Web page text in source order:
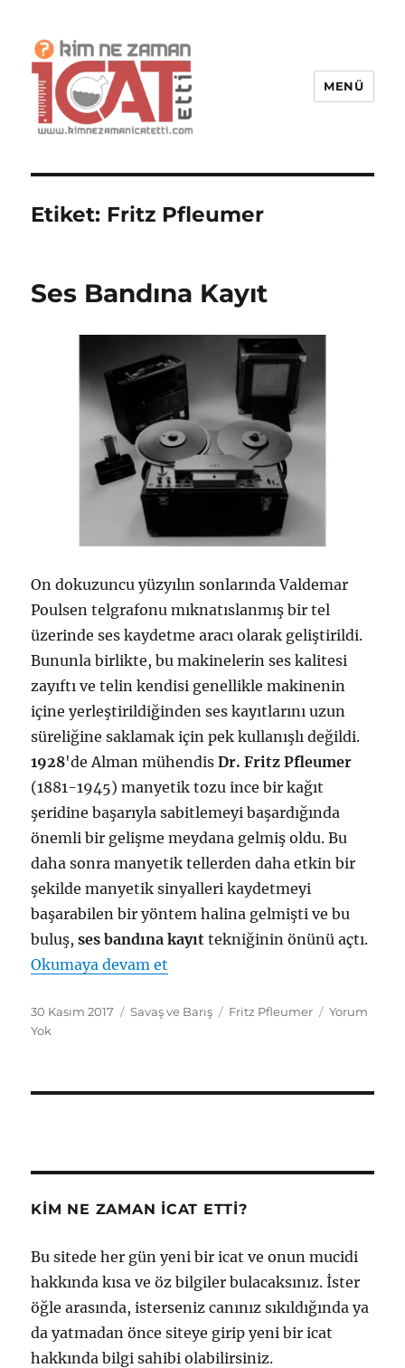
MENÜ
Etiket: Fritz Pfleumer
Ses Bandına Kayıt
On dokuzuncu yüzyılın sonlarında Valdemar
Poulsen telgrafonu mıknatıslanmış bir tel
üzerinde ses kaydetme aracı olarak geliştirildi.
Bununla birlikte, bu makinelerin ses kalitesi
zayıftı ve telin kendisi genellikle makinenin
içine yerleştirildiğinden ses kayıtlarını uzun
süreliğine saklamak için pek kullanışlı değildi.
1928'de Alman mühendisDr. Fritz Pfleumer
(1881-1945) manyetik tozu ince bir kağıt
şeridine başarıyla sabitlemeyi başardığında
önemli bir gelişme meydana gelmiş oldu. Bu
daha sonra manyetik tellerden daha etkin bir
şekilde manyetik sinyalleri kaydetmeyi
başarabilen bir yöntem halina gelmişti ve bu
buluş,ses bandına kayıt tekniğinin önünü açtı.
Okumaya devam et
Yayın
tarihi
30 Kasım 2017 Kategoriler
Savaş ve Barış Etiketler
Fritz Pfleumer
Yorum
Yok
KIM NE ZAMAN İCAT ETTI?
Bu sitede her gün yeni bir icat ve onun mucidi
hakkında kısa ve öz bilgiler bulacaksınız. İster
öğle arasında, isterseniz canınız sıkıldığında ya
da yatmadan önce siteye girip yeni bir icat
hakkında bilgi sahibi olabilirsiniz.